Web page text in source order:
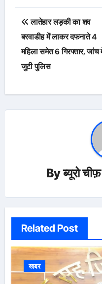
Post
navigation
लातेहार लड़की का शव
बरवाडीह में लाकर दफनाते 4
महिला समेत 6 गिरफ्तार, जांच
जुटी पुलिस
Byब्यूरो
Related Post
खबर